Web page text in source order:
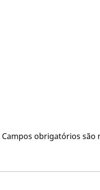
Campos obrigatórios são